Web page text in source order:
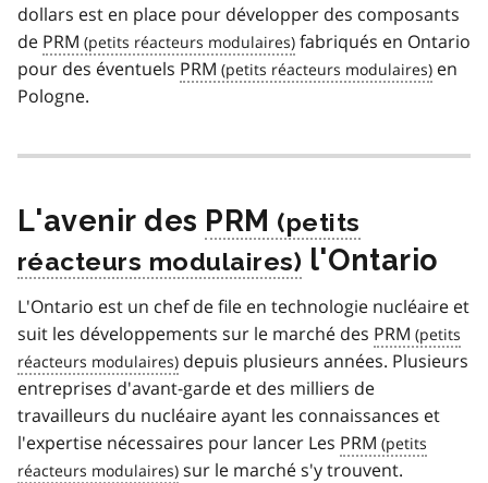
dollars est en place pour développer des composants
de PRM
fabriqués en Ontario
pour des éventuels PRM
en
Pologne.
L'avenir des PRM
l'Ontario
L'Ontario est un chef de file en technologie nucléaire et
suit les développements sur le marché des PRM
depuis plusieurs années. Plusieurs
entreprises d'avant-garde et des milliers de
travailleurs du nucléaire ayant les connaissances et
l'expertise nécessaires pour lancer Les PRM
sur le marché s'y trouvent.